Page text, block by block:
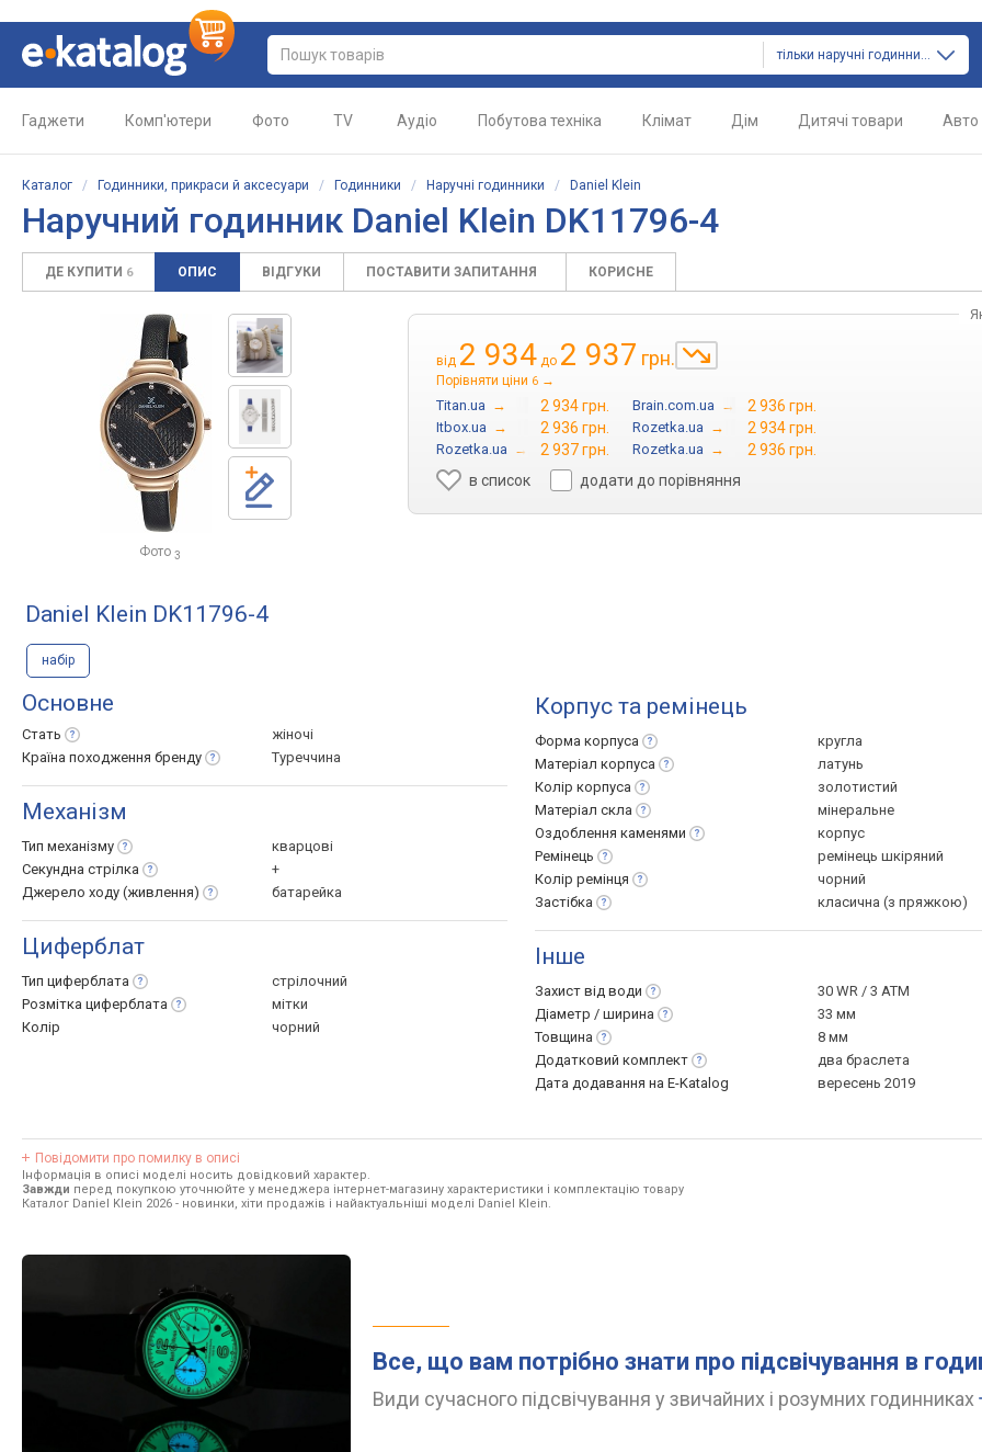
тільки наручні годинники
Гаджети Комп'ютери Фото TV Аудіо Побутова техніка Клімат Дім Дитячі товари Авто
Каталог / Годинники, прикраси й аксесуари / Годинники / Наручні годинники / Daniel Klein
Наручний годинник Daniel Klein DK11796-4
ДЕ КУПИТИ 6 ОПИС ВІДГУКИ ПОСТАВИТИ ЗАПИТАННЯ КОРИСНЕ
Фото 3
від 2 934 до 2 937 грн.
Порівняти ціни 6 →
Titan.ua → 2 934 грн. Brain.com.ua → 2 936 грн.
Itbox.ua → 2 936 грн. Rozetka.ua → 2 934 грн.
Rozetka.ua → 2 937 грн. Rozetka.ua →
2 936 грн.
в список
додати до порівняння
Daniel Klein DK11796-4
набір
Основне
Стать
жіночі
Країна походження бренду Туреччина
Механізм
Тип механізму
кварцові
Секундна стрілка
+
Джерело ходу (живлення) батарейка
Циферблат
Тип циферблата
стрілочний
Розмітка циферблата
мітки
Колір
чорний
Корпус та ремінець
Форма корпуса
кругла
Матеріал корпуса
латунь
Колір корпуса
золотистий
Матеріал скла
мінеральне
Оздоблення каменями
корпус
Ремінець
ремінець шкіряний
Колір ремінця
чорний
Застібка
класична (з пряжкою)
Інше
Захист від води
30 WR / 3 ATM
Діаметр / ширина
33 мм
Товщина
8 мм
Додатковий комплект
два браслета
Дата додавання на E-Katalog
вересень 2019
Повідомити про помилку в описі
Інформація в описі моделі носить довідковий характер.
Завжди перед покупкою уточнюйте у менеджера інтернет-магазину характеристики і комплектацію товару
Каталог Daniel Klein 2026 - новинки, хіти продажів і найактуальніші моделі Daniel Klein.
Все, що вам потрібно знати про підсвічування в
Види сучасного підсвічування у звичайних і розумних годинниках